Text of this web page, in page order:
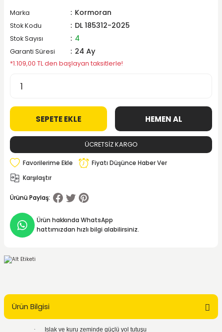
Marka Kormoran
Stok Kodu DL 185312-2025
Stok Sayısı 4
Garanti Süresi 24 Ay
*1.109,00 TL den başlayan taksitlerle!
SEPETE EKLE HEMEN AL
ÜCRETSİZ KARGO
Fiyatı Düşünce Haber Ver
Karşılaştır
Ürünü Paylaş:
Ürün hakkında WhatsApp
hattımızdan hızlı bilgi alabilirsiniz.
Ürün Bilgisi
· Islak ve kuru zeminde güçlü yol tutuşu